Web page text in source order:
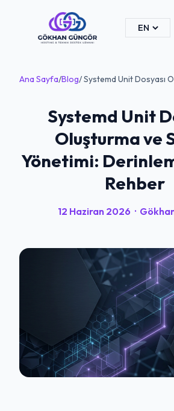
Ana Sayfa/Blog/ Systemd Unit Dosyası
Systemd Unit
Oluşturma ve
Yönetimi:
Rehber
12 Haziran 2026 ·